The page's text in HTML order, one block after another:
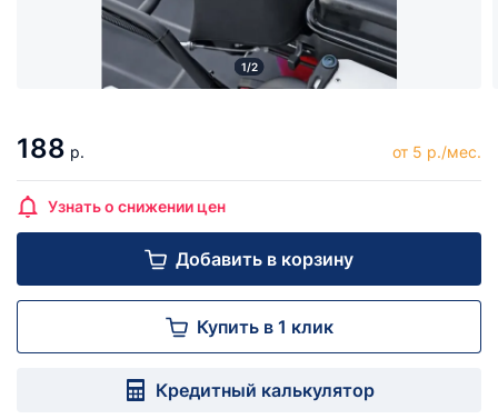
1/2
188 р. от 5 р./мес.
Узнать о снижении цен
Добавить в корзину
Купить в 1 клик
Кредитный калькулятор